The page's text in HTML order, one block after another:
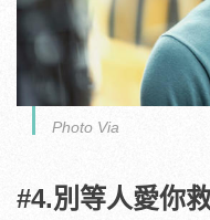
Photo Via
#4.別等人愛你